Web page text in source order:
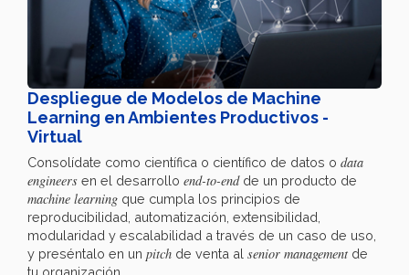
Despliegue de Modelos de Machine
Learning en Ambientes Productivos -
Virtual
Consolídate como científica o científico de datos o data
engineers en el desarrollo end-to-endde un producto de
machine learning que cumpla los principios de
reproducibilidad, automatización, extensibilidad,
modularidad y escalabilidad a través de un caso de uso,
y preséntalo en un pitch de venta al senior management de